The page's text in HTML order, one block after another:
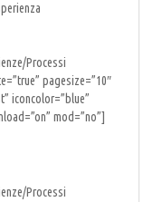
Processi
pagesize=”10″
iconcolor=”blue”
mod=”no”]
Processi